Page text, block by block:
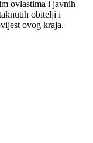
ovlastima i javnih
obitelji i
ovog kraja.